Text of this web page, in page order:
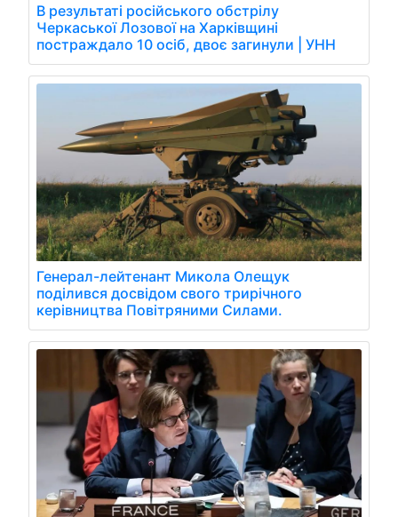
В результаті російського обстрілу
Черкаської Лозової на Харківщині
постраждало 10 осіб, двоє загинули | УНН
Генерал-лейтенант Микола Олещук
поділився досвідом свого трирічного
керівництва Повітряними Силами.